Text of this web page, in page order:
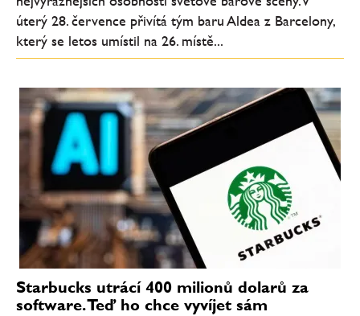
úterý 28. července přivítá tým baru Aldea z Barcelony,
který se letos umístil na 26. místě...
Starbucks utrácí 400 milionů dolarů za
software. Teď ho chce vyvíjet sám